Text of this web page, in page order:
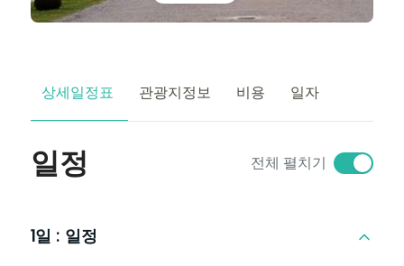
상세일정표 관광지정보 비용 일자
일정 전체 펼치기
1일 : 일정